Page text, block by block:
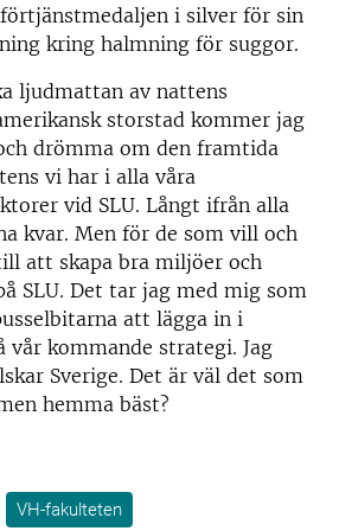
i silver för sin
kring halmning för suggor.
ljudmattan av nattens
storstad kommer jag
drömma om den framtida
vi har i alla våra
vid SLU. Långt ifrån alla
kvar. Men för de som vill och
att skapa bra miljöer och
SLU. Det tar jag med mig som
att lägga in i
vår kommande strategi. Jag
Sverige. Det är väl det som
hemma bäst?
VH-fakulteten